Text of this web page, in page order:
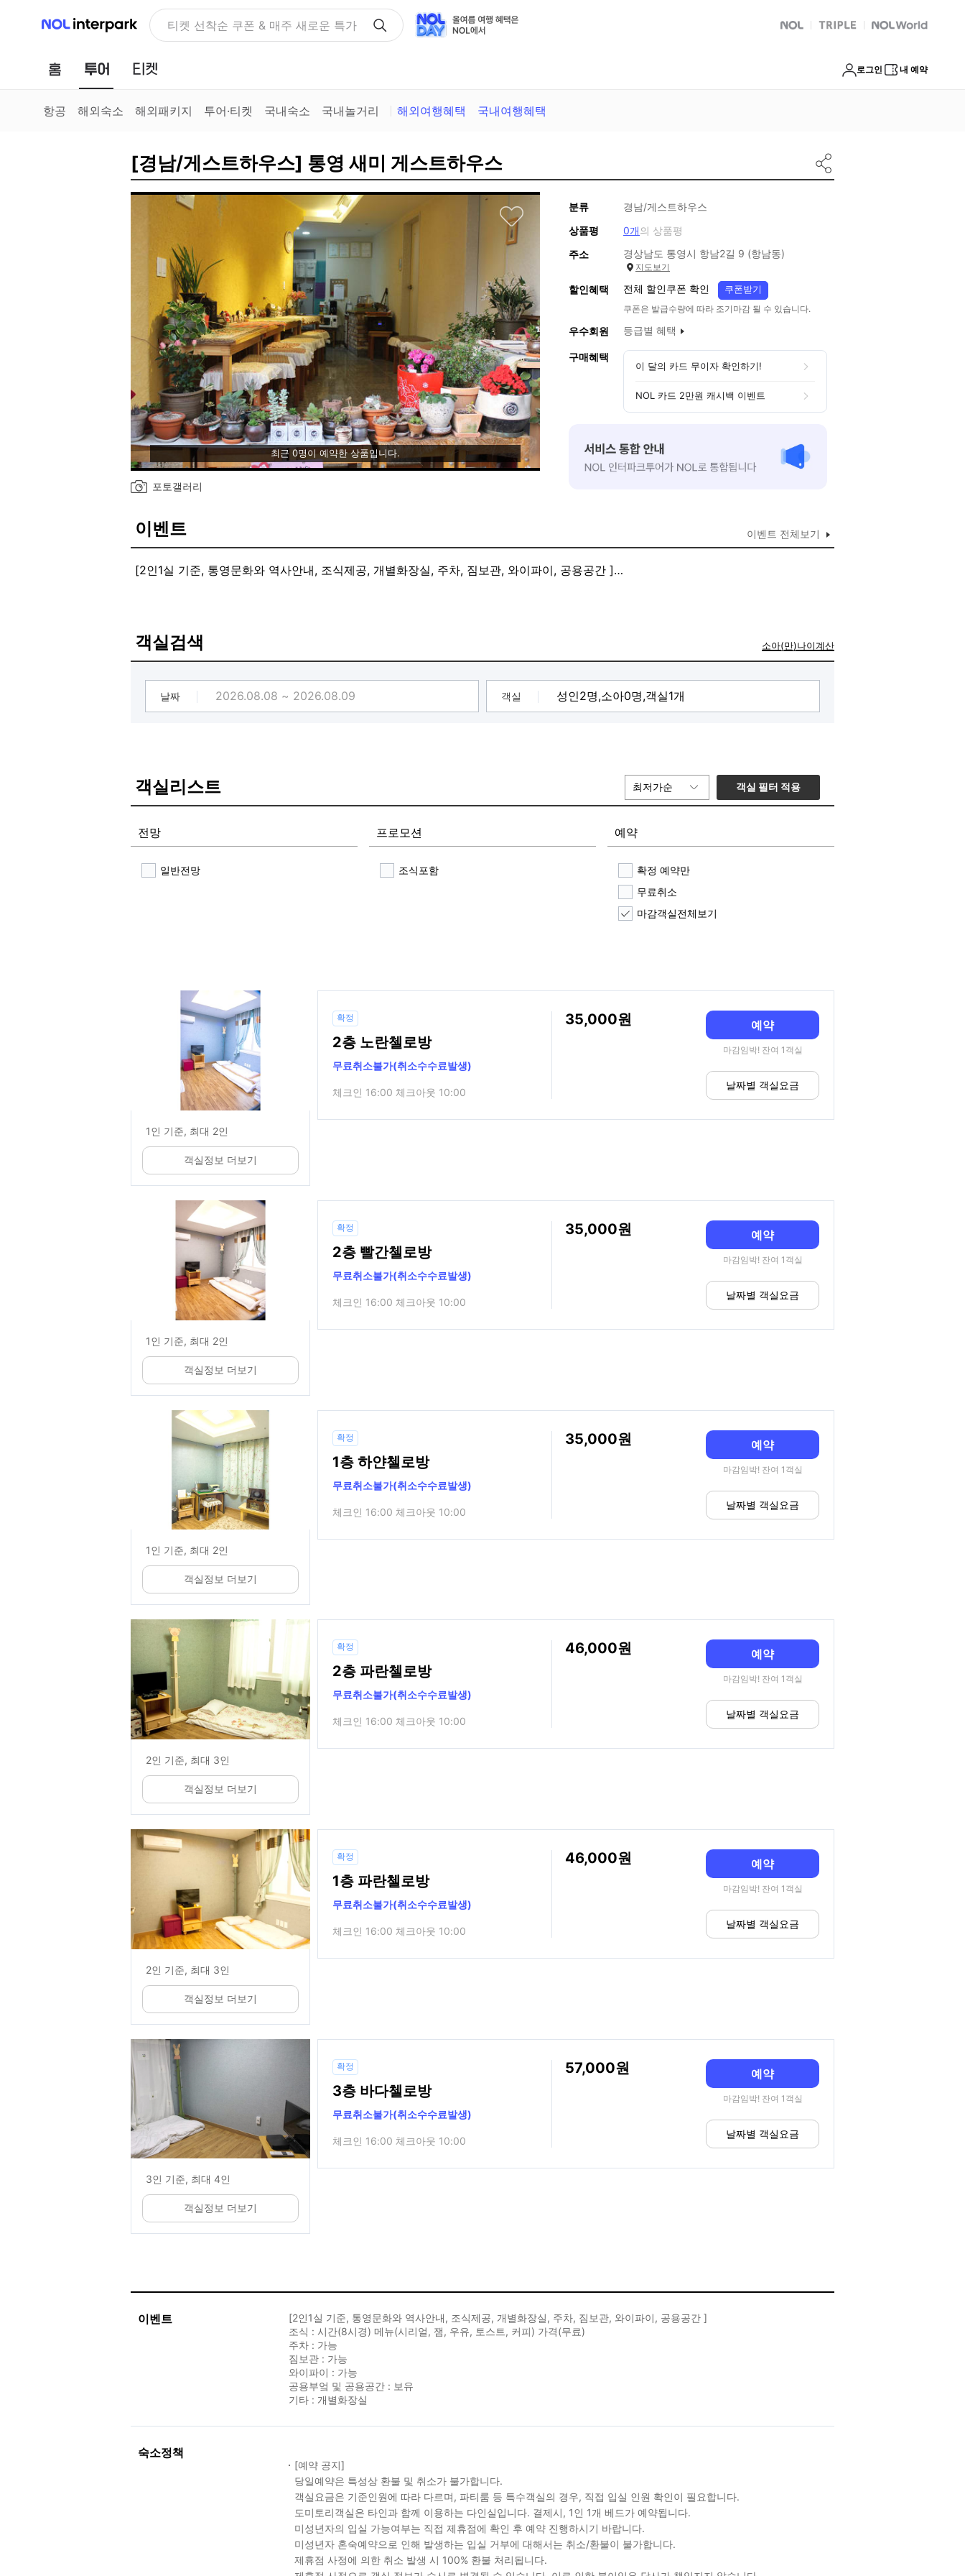
NOL 인터파크 NOLDAY, 최대 70% 여행 혜택 NOL 트리플 Global Interpark
홈 투어 로그인 내 예약
항공 해외숙소 해외패키지 투어·티켓 국내숙소 국내놀거리 해외여행혜택 국내여행혜택
[경남/게스트하우스] 통영 새미 게스트하우스
최근 0명이 예약한 상품입니다.
포토갤러리
분류
경남/게스트하우스
상품평
0개의 상품평
주소
경상남도 통영시 항남2길 9 (항남동)
지도보기
할인혜택 전체 할인쿠폰 확인 쿠폰받기
쿠폰은 발급수량에 따라 조기마감 될 수 있습니다.
우수회원 등급별 혜택
구매혜택
이 달의 카드 무이자 확인하기!
NOL 카드 2만원 캐시백 이벤트
이벤트 이벤트 전체보기
[2인1실 기준, 통영문화와 역사안내, 조식제공, 개별화장실, 주차, 짐보관, 와이파이, 공용공간 ]
와이파이 : 가능
공용부엌 및 공용공간 : 보유
기타 : 개별화장실
객실검색 소아(만)나이계산
날짜 객실
객실리스트 최저가순 객실 필터 적용
전망
일반전망
프로모션
조식포함
예약
확정 예약만
무료취소
마감객실전체보기
1인 기준, 최대 2인
객실정보 더보기
확정
2층 노란첼로방
무료취소불가(취소수수료발생)
체크인 16:00 체크아웃 10:00
35,000 예약
마감임박! 잔여 1객실
날짜별 객실요금
1인 기준, 최대 2인
객실정보 더보기
확정
2층 빨간첼로방
무료취소불가(취소수수료발생)
체크인 16:00 체크아웃 10:00
35,000 예약
마감임박! 잔여 1객실
날짜별 객실요금
1인 기준, 최대 2인
객실정보 더보기
확정
1층 하얀첼로방
무료취소불가(취소수수료발생)
체크인 16:00 체크아웃 10:00
35,000 예약
마감임박! 잔여 1객실
날짜별 객실요금
2인 기준, 최대 3인
객실정보 더보기
확정
2층 파란첼로방
무료취소불가(취소수수료발생)
체크인 16:00 체크아웃 10:00
46,000 예약
마감임박! 잔여 1객실
날짜별 객실요금
2인 기준, 최대 3인
객실정보 더보기
확정
1층 파란첼로방
무료취소불가(취소수수료발생)
체크인 16:00 체크아웃 10:00
46,000 예약
마감임박! 잔여 1객실
날짜별 객실요금
3인 기준, 최대 4인
객실정보 더보기
확정
3층 바다첼로방
무료취소불가(취소수수료발생)
체크인 16:00 체크아웃 10:00
57,000 예약
마감임박! 잔여 1객실
날짜별 객실요금
이벤트
[2인1실 기준, 통영문화와 역사안내, 조식제공, 개별화장실, 주차, 짐보관, 와이파이, 공용공간 ]
조식 : 시간(8시경) 메뉴(시리얼, 잼, 우유, 토스트, 커피) 가격(무료)
주차 : 가능
짐보관 : 가능
와이파이 : 가능
공용부엌 및 공용공간 : 보유
기타 : 개별화장실
숙소정책
[예약 공지]
당일예약은 특성상 환불 및 취소가 불가합니다.
객실요금은 기준인원에 따라 다르며, 파티룸 등 특수객실의 경우, 직접 입실 인원 확인이 필요합니다.
도미토리객실은 타인과 함께 이용하는 다인실입니다. 결제시, 1인 1개 베드가 예약됩니다.
미성년자의 입실 가능여부는 직접 제휴점에 확인 후 예약 진행하시기 바랍니다.
미성년자 혼숙예약으로 인해 발생하는 입실 거부에 대해서는 취소/환불이 불가합니다.
제휴점 사정에 의한 취소 발생 시 100% 환불 처리됩니다.